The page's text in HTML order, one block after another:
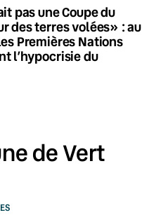
pas une Coupe du
des terres volées» : au
Premières Nations
l’hypocrisie du
de Vert